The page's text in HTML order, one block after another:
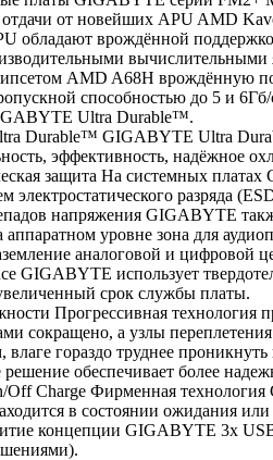
от новейших APU AMD
обладают врождённой
вычислительными
AMD A68H врождённую
способностью до 5 и
Ultra Durable™.
Durable™ GIGABYTE Ultra
эффективность, надёжное
защита На системных
электростатического разряда
напряжения GIGABYTE
уровне зона для
аналоговой и цифровой
GIGABYTE использует
срок службы платы.
Прогрессивная технология
сокращено, а узлы
влаге гораздо труднее
обеспечивает более
Off Charge Фирменная
в состоянии ожидания
концепции GIGABYTE 3x